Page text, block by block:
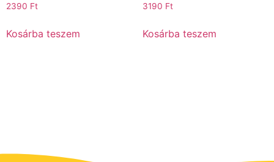
2390 Ft
Kosárba teszem
3190 Ft
Kosárba teszem